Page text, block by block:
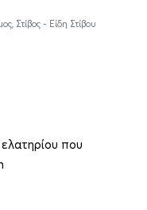
Στίβος - Είδη Στίβου
που